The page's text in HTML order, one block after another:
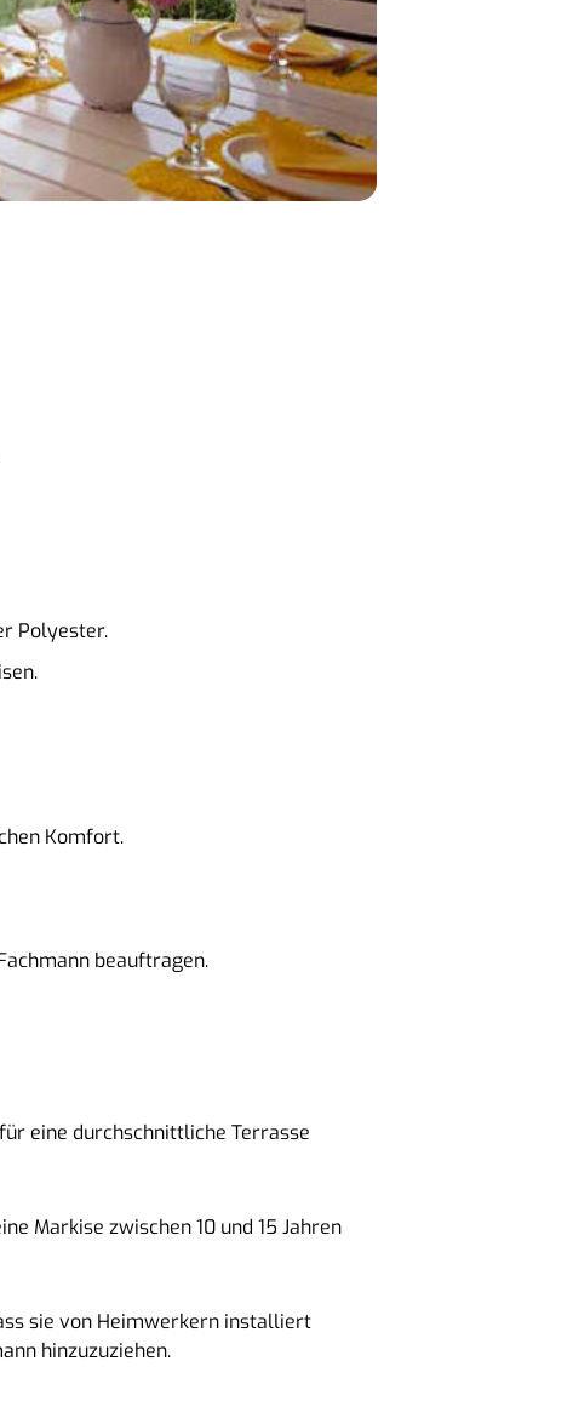
Polyester.
Komfort.
beauftragen.
eine durchschnittliche Terrasse
Markise zwischen 10 und 15 Jahren
sie von Heimwerkern installiert
hinzuzuziehen.